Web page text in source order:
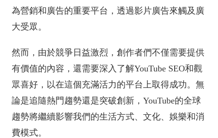
為營銷和廣告的重要平台，透過影片廣告來觸及廣
大受眾。
然而，由於競爭日益激烈，創作者們不僅需要提供
有價值的內容，還需要深入了解YouTube SEO和觀
眾喜好，以在這個充滿活力的平台上取得成功。無
論是追隨熱門趨勢還是突破創新，YouTube的全球
趨勢將繼續影響我們的生活方式、文化、娛樂和消
費模式。